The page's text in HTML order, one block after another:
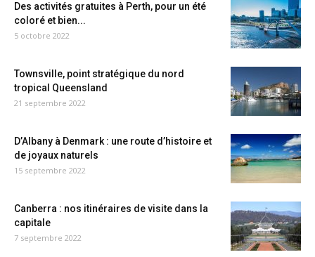
Des activités gratuites à Perth, pour un été
coloré et bien...
5 octobre 2022
Townsville, point stratégique du nord
tropical Queensland
21 septembre 2022
D’Albany à Denmark : une route d’histoire et
de joyaux naturels
15 septembre 2022
Canberra : nos itinéraires de visite dans la
capitale
7 septembre 2022